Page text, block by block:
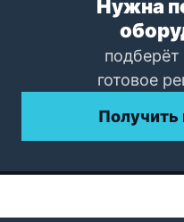
Нужна
готовое
Получить